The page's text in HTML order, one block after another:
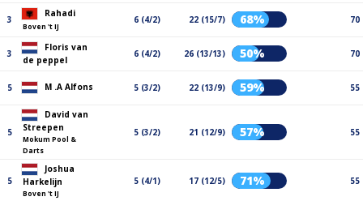
3
Rahadi
Boven 't IJ
6 (4/2) 22 (15/7) 68% 70
3
Floris van
de peppel
6 (4/2) 26 (13/13) 50% 70
5 M .A Alfons 5 (3/2) 22 (13/9) 59% 55
5
David van
Streepen
Mokum Pool &
Darts
5 (3/2) 21 (12/9) 57% 55
5
Joshua
Harkelijn
Boven 't IJ
5 (4/1) 17 (12/5) 71% 55